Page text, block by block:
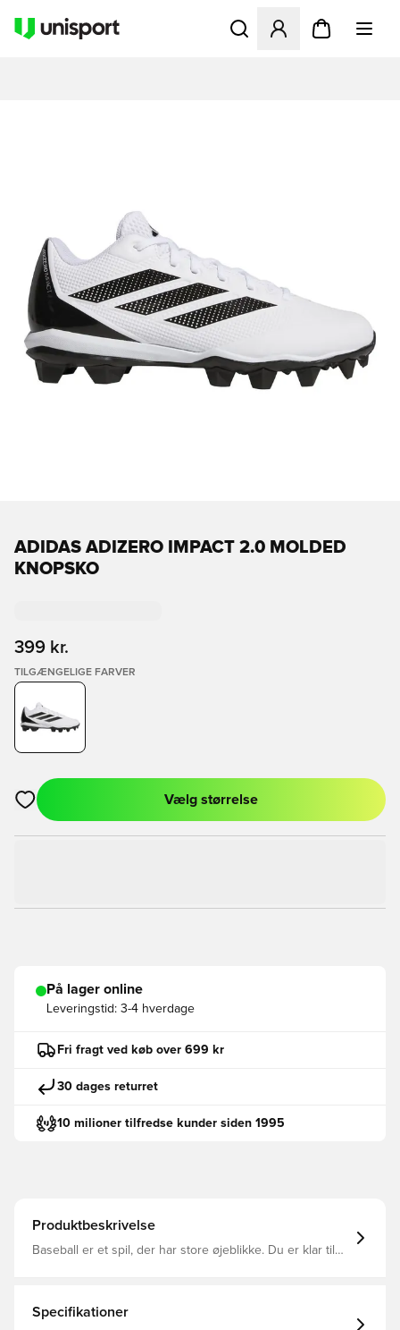
Åbner en Modal til at
ADIDAS ADIZERO IMPACT 2.0 MOLDED
KNOPSKO
399 kr.
TILGÆNGELIGE FARVER
Åbner en Modal til at logge ind eller tilmelde dig som medlem
Vælg størrelse
På lager online
Leveringstid: 3-4 hverdage
Fri fragt ved køb over 699 kr
30 dages returret
10 milioner tilfredse kunder siden 1995
Produktbeskrivelse
Baseball er et spil, der har store øjeblikke. Du er klar til
en sæson med spil. Almindelig pasform Snørelukning
Syntetisk overdel Tekstilfor Ydersål i gummi
Specifikationer